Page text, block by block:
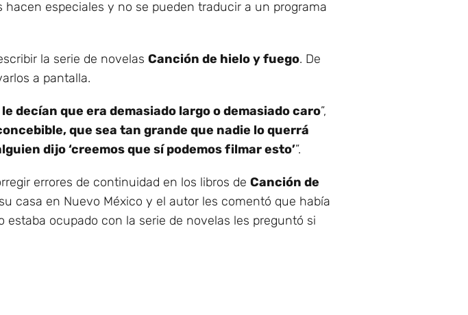
especiales y no se pueden traducir a un programa
la serie de novelas Canción de hielo y fuego. De
a pantalla.
decían que era demasiado largo o demasiado caro”,
que sea tan grande que nadie lo querrá
dijo ‘creemos que sí podemos filmar esto’”.
errores de continuidad en los libros de Canción de
casa en Nuevo México y el autor les comentó que había
ocupado con la serie de novelas les preguntó si